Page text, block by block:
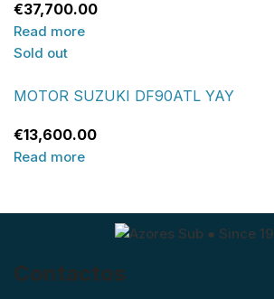
€37,700.00
Read more
Sold out
MOTOR SUZUKI DF90ATL YAY
€13,600.00
Read more
Contactos